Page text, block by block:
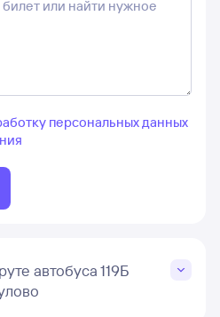
персональных данных
автобуса 119Б